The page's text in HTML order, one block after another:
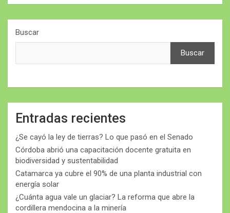
Buscar
Buscar
Entradas recientes
¿Se cayó la ley de tierras? Lo que pasó en el Senado
Córdoba abrió una capacitación docente gratuita en
biodiversidad y sustentabilidad
Catamarca ya cubre el 90% de una planta industrial con
energía solar
¿Cuánta agua vale un glaciar? La reforma que abre la
cordillera mendocina a la minería